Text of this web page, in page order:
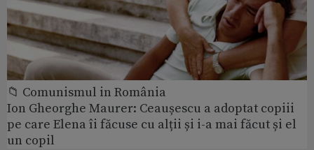
📁 Comunismul in România
Ion Gheorghe Maurer: Ceaușescu a adoptat copiii
pe care Elena îi făcuse cu alții și i-a mai făcut și el
un copil